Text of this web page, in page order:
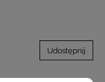
Udostępnij